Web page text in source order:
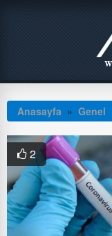
Anasayfa » Genel
2